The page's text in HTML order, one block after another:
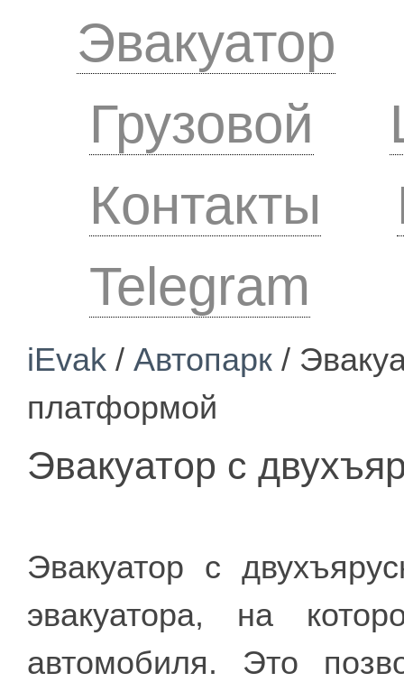
Эвакуатор
Грузовой
Контакты
Telegram
iEvak / Автопарк /
платформой
Эвакуатор с
Эвакуатор с
эвакуатора, на
автомобиля. Это